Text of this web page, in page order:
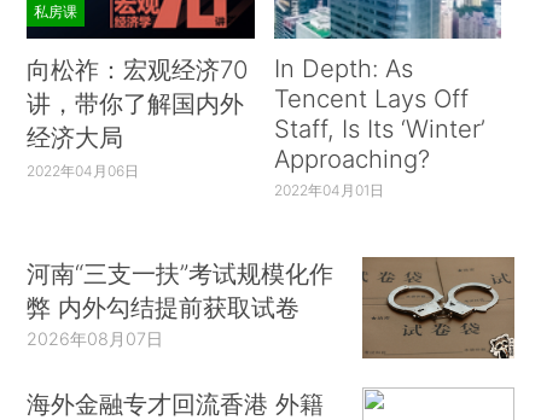
私房课
向松祚：宏观经济70
讲，带你了解国内外
经济大局
2022年04月06日
In Depth: As
Tencent Lays Off
Staff, Is Its ‘Winter’
Approaching?
2022年04月01日
河南“三支一扶”考试规模化作
弊 内外勾结提前获取试卷
2026年08月07日
海外金融专才回流香港 外籍